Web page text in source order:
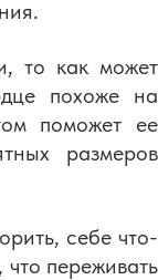
то как может
похоже на
поможет ее
размеров
себе что-
переживать